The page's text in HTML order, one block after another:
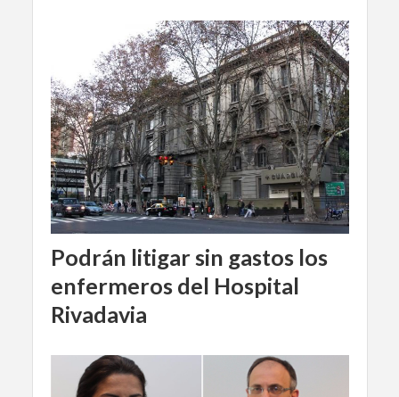
Podrán litigar sin gastos los
enfermeros del Hospital
Rivadavia